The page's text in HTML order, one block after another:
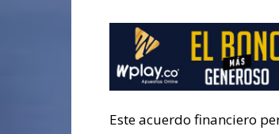
Este acuerdo financiero